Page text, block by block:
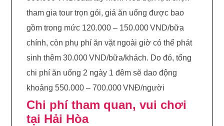
tham gia tour trọn gói, giá ăn uống được bao
gồm trong mức 120.000 – 150.000 VND/bữa
chính, còn phụ phí ăn vặt ngoài giờ có thể phát
sinh thêm 30.000 VND/bữa/khách. Do đó, tổng
chi phí ăn uống 2 ngày 1 đêm sẽ dao động
khoảng 550.000 – 700.000 VNĐ/người
Chi phí tham quan, vui chơi
tại Hải Hòa